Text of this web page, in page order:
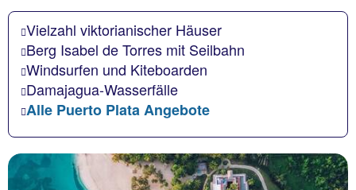
Vielzahl viktorianischer Häuser
Berg Isabel de Torres mit Seilbahn
Windsurfen und Kiteboarden
Damajagua-Wasserfälle
Alle Puerto Plata Angebote